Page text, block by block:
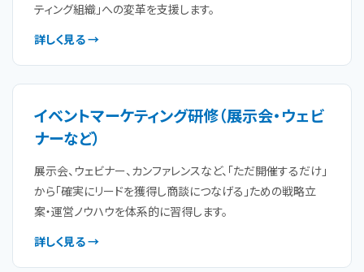
ティング組織」への変革を支援します。
詳しく見る →
イベントマーケティング研修（展示会・ウェビ
ナーなど）
展示会、ウェビナー、カンファレンスなど、「ただ開催するだけ」
から「確実にリードを獲得し商談につなげる」ための戦略立
案・運営ノウハウを体系的に習得します。
詳しく見る →